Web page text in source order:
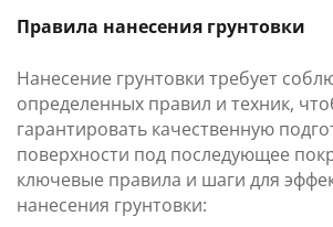
Правила нанесения грунтовки
Нанесение грунтовки требует
определенных правил и техник,
гарантировать качественную
поверхности под последующее
ключевые правила и шаги для
нанесения грунтовки: